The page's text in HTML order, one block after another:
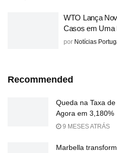
WTO Lança
Casos em Uma
por Notícias
Recommended
Queda na Taxa
Agora em 3,180%
9 MESES ATRÁS
Marbella